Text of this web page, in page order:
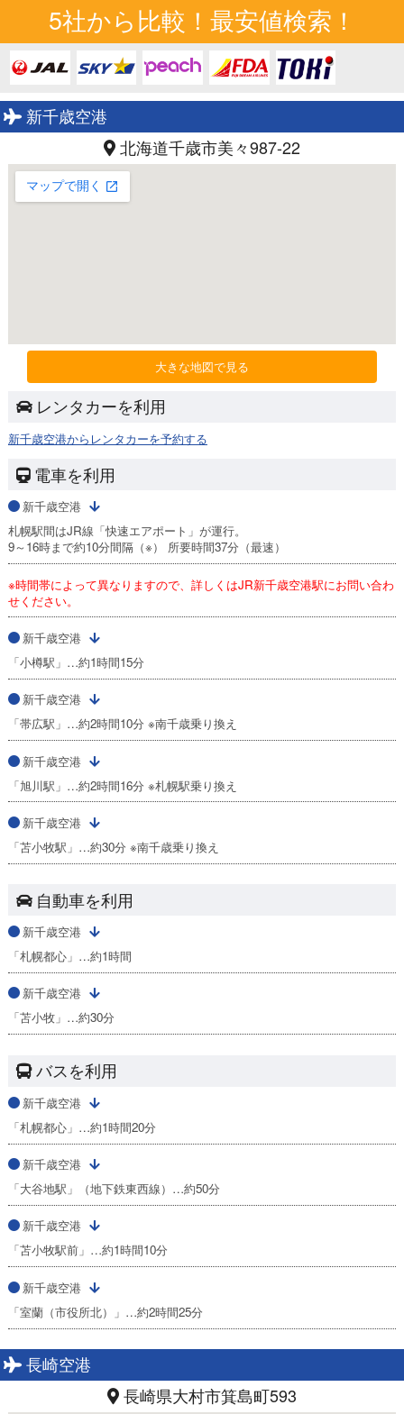
5社から比較！最安値検索！
新千歳空港
北海道千歳市美々987-22
大きな地図で見る
レンタカーを利用
新千歳空港からレンタカーを予約する
電車を利用
新千歳空港
札幌駅間はJR線「快速エアポート」が運行。
9～16時まで約10分間隔（※） 所要時間37分（最速）
※時間帯によって異なりますので、詳しくはJR新千歳空港駅にお問い合わ
せください。
新千歳空港
「小樽駅」…約1時間15分
新千歳空港
「帯広駅」…約2時間10分 ※南千歳乗り換え
新千歳空港
「旭川駅」…約2時間16分 ※札幌駅乗り換え
新千歳空港
「苫小牧駅」…約30分 ※南千歳乗り換え
自動車を利用
新千歳空港
「札幌都心」…約1時間
新千歳空港
「苫小牧」…約30分
バスを利用
新千歳空港
「札幌都心」…約1時間20分
新千歳空港
「大谷地駅」（地下鉄東西線）…約50分
新千歳空港
「苫小牧駅前」…約1時間10分
新千歳空港
「室蘭（市役所北）」…約2時間25分
長崎空港
長崎県大村市箕島町593